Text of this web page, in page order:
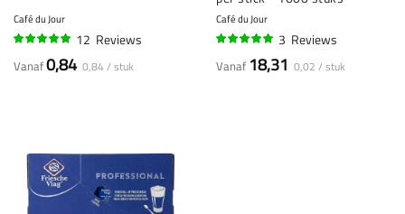
Café du Jour
12 Reviews
Vanaf0,84 0,84 / stuk
Café du Jour
3 Reviews
Vanaf 18,31 0,02 / stuk